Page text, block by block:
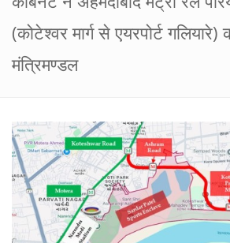
(कोटेश्वर मार्ग से एयरपोर्ट गलियारे)
मंत्रिमण्‍डल